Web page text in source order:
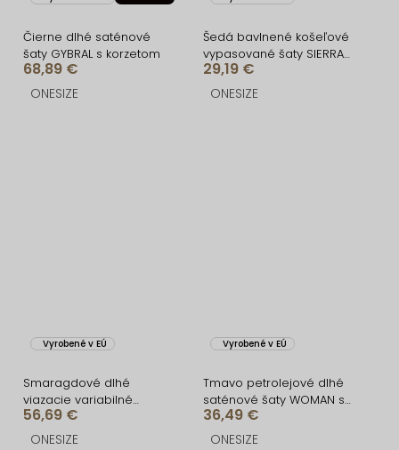
Čierne dlhé saténové
šaty GYBRAL s korzetom
68,89 €
ONESIZE
Šedá bavlnené košeľové
vypasované šaty SIERRA
na gombíky
29,19 €
ONESIZE
Vyrobené v EÚ
Smaragdové dlhé
viazacie variabilné
spoločenské šaty
CUPAUCA
56,69 €
ONESIZE
Vyrobené v EÚ
Tmavo petrolejové dlhé
saténové šaty WOMAN s
opaskom
36,49 €
ONESIZE